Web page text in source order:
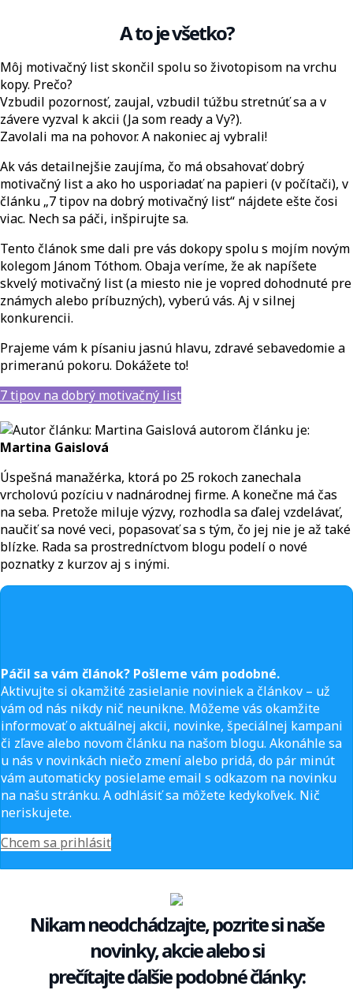
A to je všetko?
Môj motivačný list skončil spolu so životopisom na vrchu
kopy. Prečo?
Vzbudil pozornosť, zaujal, vzbudil túžbu stretnúť sa a v
závere vyzval k akcii (Ja som ready a Vy?).
Zavolali ma na pohovor. A nakoniec aj vybrali!
Ak vás detailnejšie zaujíma, čo má obsahovať dobrý
motivačný list a ako ho usporiadať na papieri (v počítači), v
článku „7 tipov na dobrý motivačný list“ nájdete ešte čosi
viac. Nech sa páči, inšpirujte sa.
Tento článok sme dali pre vás dokopy spolu s mojím novým
kolegom Jánom Tóthom. Obaja veríme, že ak napíšete
skvelý motivačný list (a miesto nie je vopred dohodnuté pre
známych alebo príbuzných), vyberú vás. Aj v silnej
konkurencii.
Prajeme vám k písaniu jasnú hlavu, zdravé sebavedomie a
primeranú pokoru. Dokážete to!
7 tipov na dobrý motivačný list
autorom článku je:
Martina Gaislová
Úspešná manažérka, ktorá po 25 rokoch zanechala
vrcholovú pozíciu v nadnárodnej firme. A konečne má čas
na seba. Pretože miluje výzvy, rozhodla sa ďalej vzdelávať,
naučiť sa nové veci, popasovať sa s tým, čo jej nie je až také
blízke. Rada sa prostredníctvom blogu podelí o nové
poznatky z kurzov aj s inými.
Páčil sa vám článok? Pošleme vám podobné.
Aktivujte si okamžité zasielanie noviniek a článkov – už
vám od nás nikdy nič neunikne. Môžeme vás okamžite
informovať o aktuálnej akcii, novinke, špeciálnej kampani
či zľave alebo novom článku na našom blogu. Akonáhle sa
u nás v novinkách niečo zmení alebo pridá, do pár minút
vám automaticky posielame email s odkazom na novinku
na našu stránku. A odhlásiť sa môžete kedykoľvek. Nič
neriskujete.
Chcem sa prihlásiť
Nikam neodchádzajte, pozrite si naše
novinky, akcie alebo si
prečítajte ďalšie podobné články: